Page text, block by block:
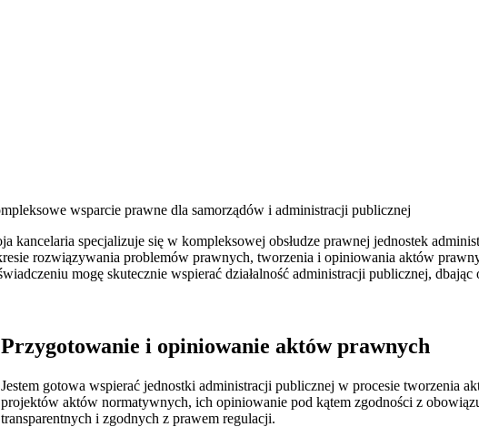
wsparcie prawne dla samorządów i administracji publicznej
kancelaria specjalizuje się w kompleksowej obsłudze prawnej jednostek
rozwiązywania problemów prawnych, tworzenia i opiniowania aktów
mogę skutecznie wspierać działalność administracji publicznej,
Przygotowanie i opiniowanie aktów prawnych
Jestem gotowa wspierać jednostki administracji publicznej w procesie tworzenia
projektów aktów normatywnych, ich opiniowanie pod kątem zgodności z
transparentnych i zgodnych z prawem regulacji.